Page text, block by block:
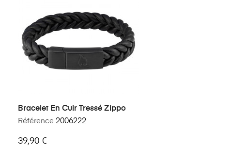
Bracelet En Cuir Tressé Zippo
Référence 2006222
39,90 €